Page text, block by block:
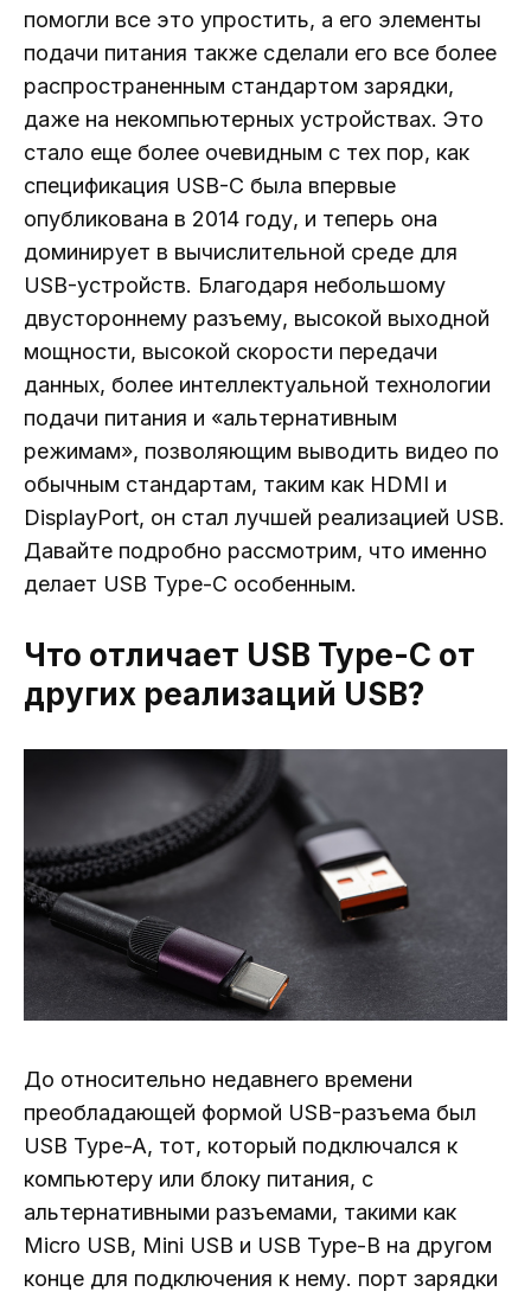
помогли все это упростить, а его элементы
подачи питания также сделали его все более
распространенным стандартом зарядки,
даже на некомпьютерных устройствах. Это
стало еще более очевидным с тех пор, как
спецификация USB-C была впервые
опубликована в 2014 году, и теперь она
доминирует в вычислительной среде для
USB-устройств. Благодаря небольшому
двустороннему разъему, высокой выходной
мощности, высокой скорости передачи
данных, более интеллектуальной технологии
подачи питания и «альтернативным
режимам», позволяющим выводить видео по
обычным стандартам, таким как HDMI и
DisplayPort, он стал лучшей реализацией USB.
Давайте подробно рассмотрим, что именно
делает USB Type-C особенным.
Что отличает USB Type-C от
других реализаций USB?
До относительно недавнего времени
преобладающей формой USB-разъема был
USB Type-A, тот, который подключался к
компьютеру или блоку питания, с
альтернативными разъемами, такими как
Micro USB, Mini USB и USB Type-B на другом
конце для подключения к нему. порт зарядки